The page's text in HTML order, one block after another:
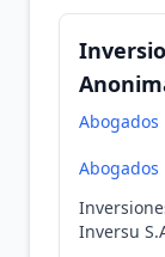
Abogados
Abogados
Inversu